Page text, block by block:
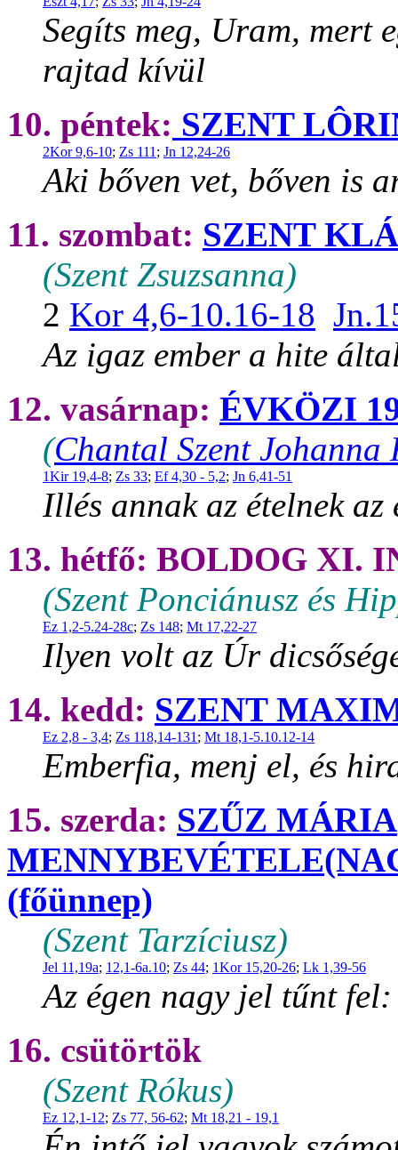
Segíts meg, Uram, mert
rajtad kívül
10. péntek: SZENT
2Kor 9,6-10; Zs 111 ; Jn 12,24-26
Aki bőven vet, bőven is
11. szombat: SZENT
(Szent Zsuzsanna)
2 Kor 4,6-10.16-18
Az igaz ember a hite
12. vasárnap: ÉVKÖZI
(Chantal Szent Johanna
1Kir 19,4-8; Zs 33; Ef 4,30 - 5,2; Jn 6,41-51
Illés annak az ételnek
13. hétfő: BOLDOG XI.
(Szent Ponciánusz és
Ez 1,2-5.24-28c; Zs 148; Mt 17,22-27
Ilyen volt az Úr
14. kedd: SZENT
Ez 2,8 - 3,4; Zs 118,14-131 ; Mt 18,1-5.10.12-14
Emberfia, menj el, és
15. szerda: SZŰZ MÁRIA
(főünnep)
(Szent Tarzíciusz)
Jel 11,19a; 12,1-6a.10; Zs 44; 1Kor 15,20-26; Lk 1,39-56
Az égen nagy jel tűnt
16. csütörtök
(Szent Rókus)
Ez 12,1-12; Zs 77, 56-62; Mt 18,21 - 19,1